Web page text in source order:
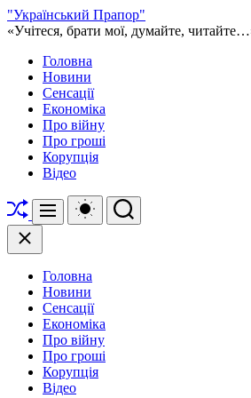
Перейти
до
"Український Прапор"
«Учітеся, брати мої, думайте,
Головна
Новини
Сенсації
Економіка
Про війну
Про гроші
Корупція
Відео
Перетасувати
Меню
Перемикач
кольорового
Пошук
Закрити
Головна
Новини
Сенсації
Економіка
Про війну
Про гроші
Корупція
Відео